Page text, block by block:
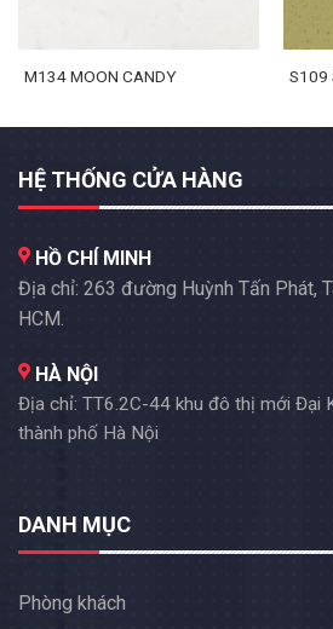
M134 MOON CANDY S109
HỆ THỐNG CỬA HÀNG
HỒ CHÍ MINH
Địa chỉ: 263 đường Huỳnh Tấn Phát,
HCM.
HÀ NỘI
Địa chỉ: TT6.2C-44 khu đô thị mới Đại
thành phố Hà Nội
DANH MỤC
Phòng khách